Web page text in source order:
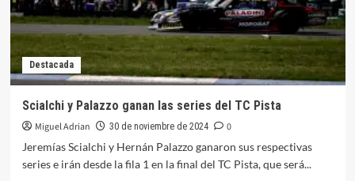
año
Destacada
Scialchi y Palazzo ganan las series del TC Pista
Miguel Adrian 30 de noviembre de 2024
0
Jeremías Scialchi y Hernán Palazzo ganaron sus respectivas
series e irán desde la fila 1 en la final del TC Pista, que será...